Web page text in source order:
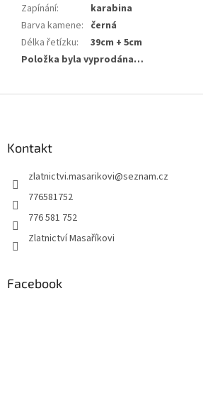
Zapínání:
karabina
Barva kamene: černá
Délka řetízku:
39cm + 5cm
Položka byla vyprodána…
Kontakt
zlatnictvi.masarikovi@seznam.cz
776581752
776 581 752
Zlatnictví Masaříkovi
Facebook